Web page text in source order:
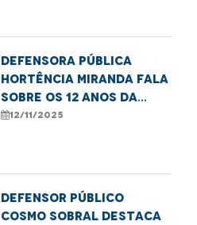
Defensora Pública
Hortência Miranda fala
sobre os 12 anos da
DPE/MA em Santa Inês
12/11/2025
Defensor Público
Cosmo Sobral destaca